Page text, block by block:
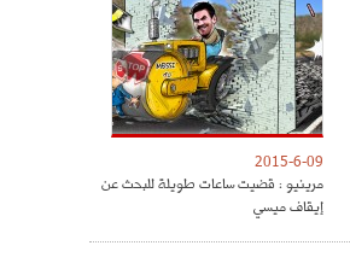
2015-6-09
مرينيو : قضيت ساعات طويلة للبحث عن
إيقاف ميسي